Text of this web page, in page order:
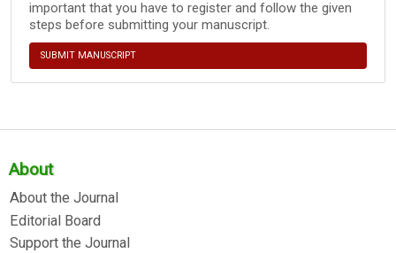
important that you have to register and follow the given
steps before submitting your manuscript.
SUBMIT MANUSCRIPT
About
About the Journal
Editorial Board
Support the Journal